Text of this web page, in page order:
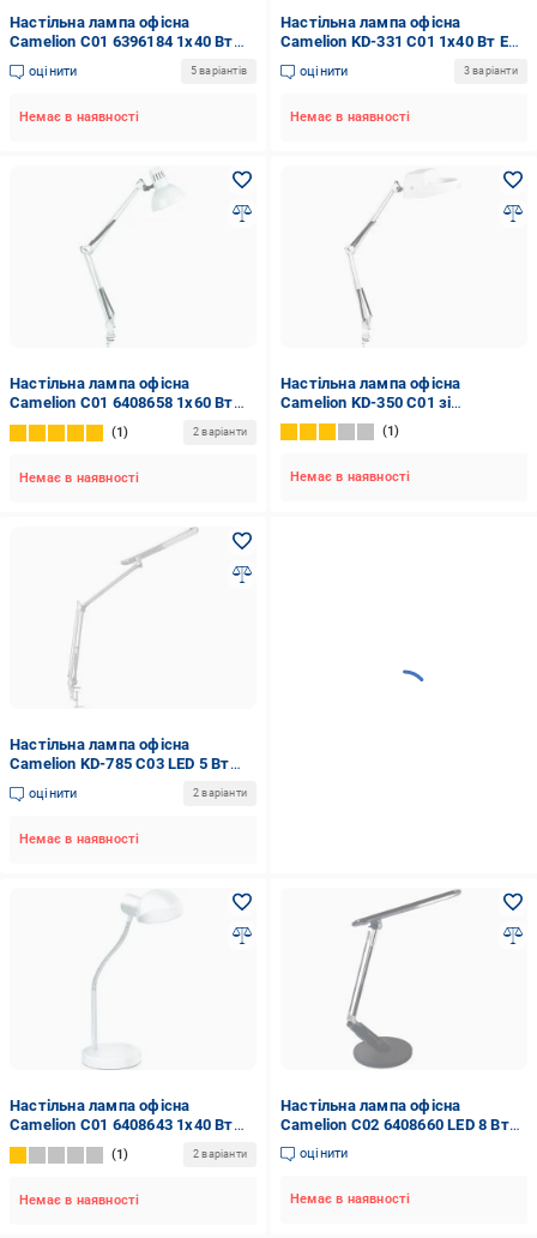
Настільна лампа офісна
Camelion C01 6396184 1x40 Вт
E27 білий KD-308
оцінити 5 варіантів
Немає в наявності
Настільна лампа офісна
Camelion KD-331 C01 1x40 Вт E27
білий
оцінити 3 варіанти
Немає в наявності
Настільна лампа офісна
Camelion C01 6408658 1x60 Вт
E27 білий KD-312
1 2 варіанти
Немає в наявності
Настільна лампа офісна
Camelion KD-350 C01 зі
збільшувальним склом 1x60 Вт
E27 білий
1
Немає в наявності
Настільна лампа офісна
Camelion KD-785 C03 LED 5 Вт
срібний
оцінити 2 варіанти
Немає в наявності
Настільна лампа офісна
Camelion C01 6408643 1x40 Вт
E27 білий KD-306
1 2 варіанти
Немає в наявності
Настільна лампа офісна
Camelion C02 6408660 LED 8 Вт
чорний KD-816
оцінити
Немає в наявності